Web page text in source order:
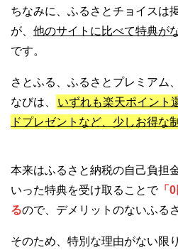
ちなみに、ふるさとチョイスは
が、 他のサイトに比べて特典が
です。
さとふる、ふるさとプレミアム
なびは、
いずれも楽天ポイント
ドプレゼントなど、少しお得な
本来はふるさと納税の自己負担
いった特典を受け取ることで「0
るので、デメリットのないふる
そのため、特別な理由がない限